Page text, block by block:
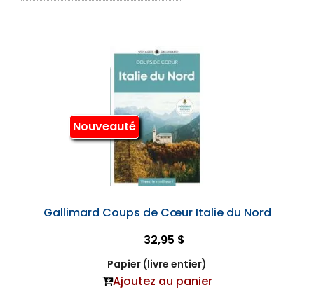
Nouveauté
Gallimard Coups de Cœur Italie du Nord
32,95 $
Papier (livre entier)
Ajoutez au panier